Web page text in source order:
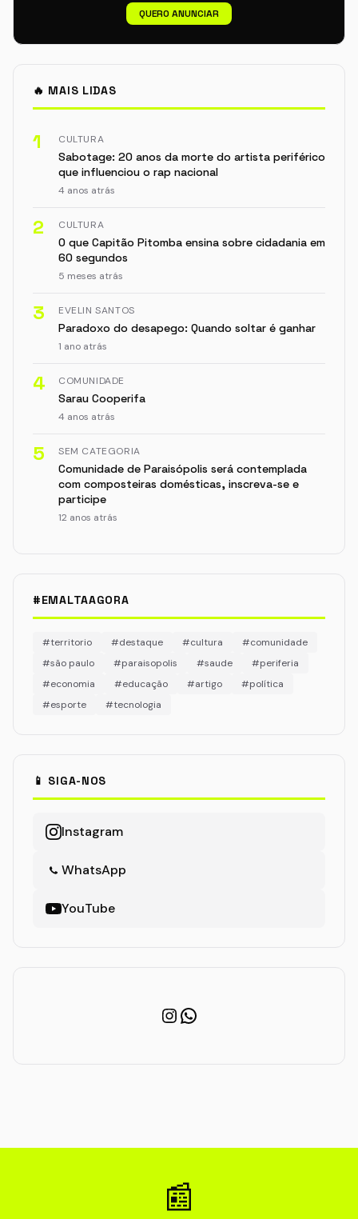
QUERO ANUNCIAR
🔥 MAIS LIDAS
1 CULTURA
Sabotage: 20 anos da morte do artista periférico
que influenciou o rap nacional
4 anos atrás
2 CULTURA
O que Capitão Pitomba ensina sobre cidadania em
60 segundos
5 meses atrás
3 EVELIN SANTOS
Paradoxo do desapego: Quando soltar é ganhar
1 ano atrás
4 COMUNIDADE
Sarau Cooperifa
4 anos atrás
5 SEM CATEGORIA
Comunidade de Paraisópolis será contemplada
com composteiras domésticas, inscreva-se e
participe
12 anos atrás
#EMALTAAGORA
#territorio #destaque #cultura
#comunidade
#são paulo
#paraisopolis #saude
#periferia
#economia
#educação #artigo
#política
#esporte
#tecnologia
📱 SIGA-NOS
Instagram
WhatsApp
YouTube
Instagram
WhatsApp
📰